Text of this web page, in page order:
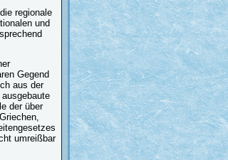
regionale
und
Gegend
aus der
der über
umreißbar